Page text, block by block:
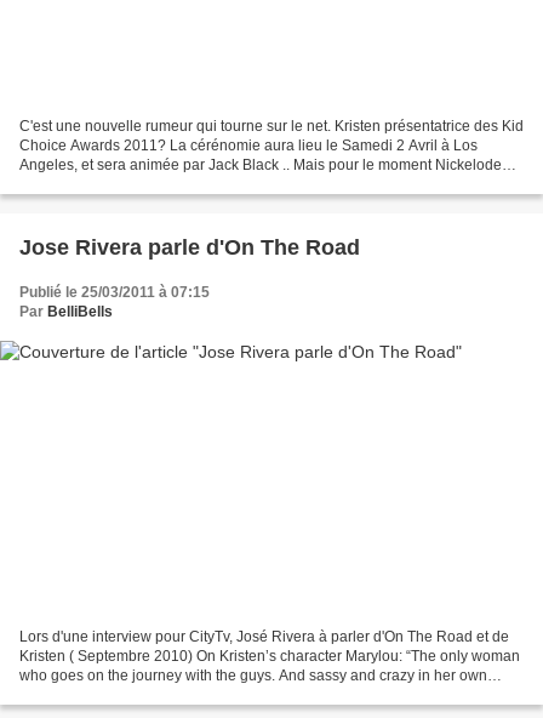
C'est une nouvelle rumeur qui tourne sur le net. Kristen présentatrice des Kid
Choice Awards 2011? La cérénomie aura lieu le Samedi 2 Avril à Los
Angeles, et sera animée par Jack Black .. Mais pour le moment Nickelodeon
Jose Rivera parle d'On The Road
Publié le 25/03/2011 à 07:15
Par BelliBells
Lors d'une interview pour CityTv, José Rivera à parler d'On The Road et de
Kristen ( Septembre 2010) On Kristen’s character Marylou: “The only woman
who goes on the journey with the guys. And sassy and crazy in her own